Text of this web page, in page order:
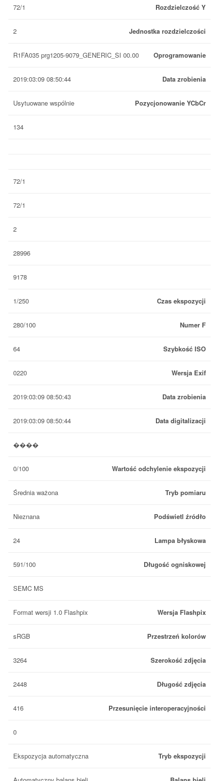
Rozdzielczość Y
72/1
Jednostka rozdzielczości
2
Oprogramowanie
R1FA035 prg1205-9079_GENERIC_SI 00.00
Data zrobienia
2019:03:09 08:50:44
Pozycjonowanie YCbCr
Usytuowane wspólnie
134
72/1
72/1
2
28996
9178
Czas ekspozycji
1/250
Numer F
280/100
Szybkość ISO
64
Wersja Exif
0220
Data zrobienia
2019:03:09 08:50:43
Data digitalizacji
2019:03:09 08:50:44
����
Wartość odchylenie ekspozycji
0/100
Tryb pomiaru
Średnia ważona
Podświetl źródło
Nieznana
Lampa błyskowa
24
Długość ogniskowej
591/100
SEMC MS
Wersja Flashpix
Format wersji 1.0 Flashpix
Przestrzeń kolorów
sRGB
Szerokość zdjęcia
3264
Długość zdjęcia
2448
Przesunięcie interoperacyjności
416
0
Tryb ekspozycji
Ekspozycja automatyczna